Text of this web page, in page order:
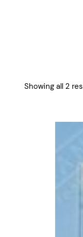
Showing all 2